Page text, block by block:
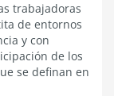
trabajadoras
de entornos
y con
de los
se definan en